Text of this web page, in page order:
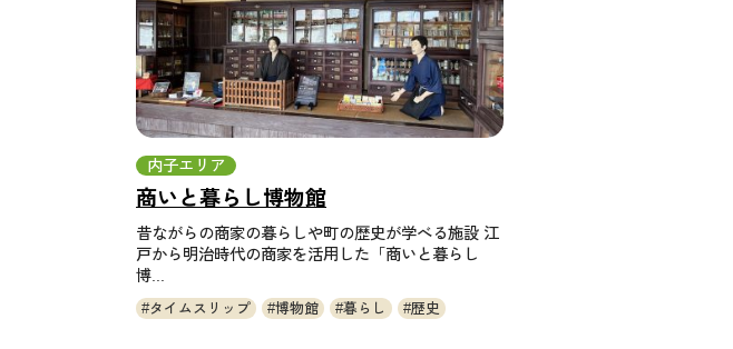
内子エリア
商いと暮らし博物館
昔ながらの商家の暮らしや町の歴史が学べる施設 江
戸から明治時代の商家を活用した「商いと暮らし
博...
タイムスリップ 博物館 暮らし 歴史